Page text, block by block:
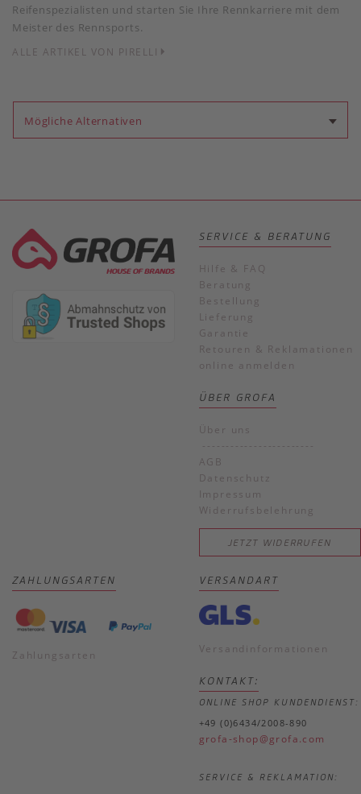
Reifenspezialisten und starten Sie Ihre Rennkarriere mit dem
Meister des Rennsports.
ALLE ARTIKEL VON PIRELLI
Mögliche Alternativen
SERVICE & BERATUNG
Hilfe & FAQ
Beratung
Bestellung
Lieferung
Garantie
Retouren & Reklamationen
online anmelden
ÜBER GROFA
Über uns
------------------------
AGB
Datenschutz
Impressum
Widerrufsbelehrung
JETZT WIDERRUFEN
ZAHLUNGSARTEN
Zahlungsarten
VERSANDART
Versandinformationen
KONTAKT:
ONLINE SHOP KUNDENDIENST:
+49 (0)6434/2008-890
grofa-shop@grofa.com
SERVICE & REKLAMATION: